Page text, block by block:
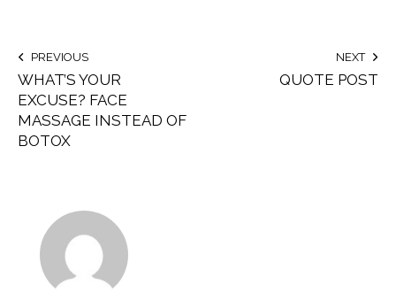
PREVIOUS
WHAT’S YOUR
EXCUSE? FACE
MASSAGE INSTEAD OF
BOTOX
NEXT
QUOTE POST